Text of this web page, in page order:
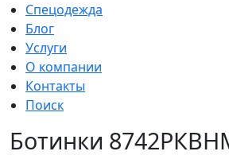
Спецодежда
Блог
Услуги
О компании
Контакты
Поиск
Ботинки